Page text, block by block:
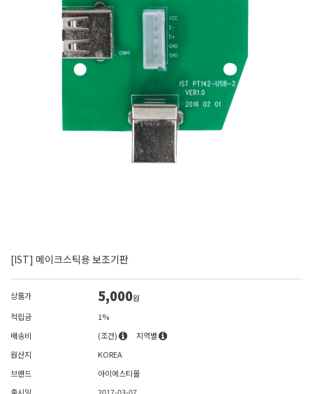
[IST] 메이크스틱용 보조기판
상품가 5,000원
적립금
1%
배송비
(조건)
지역별
원산지
KOREA
브랜드
아이에스티몰
출시일
2017-03-07